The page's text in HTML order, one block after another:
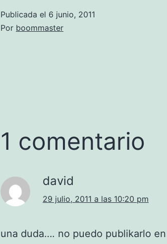
Publicada el 6 junio, 2011
Por boommaster
1 comentario
david
29 julio, 2011 a las 10:20 pm
una duda…. no puedo publikarlo